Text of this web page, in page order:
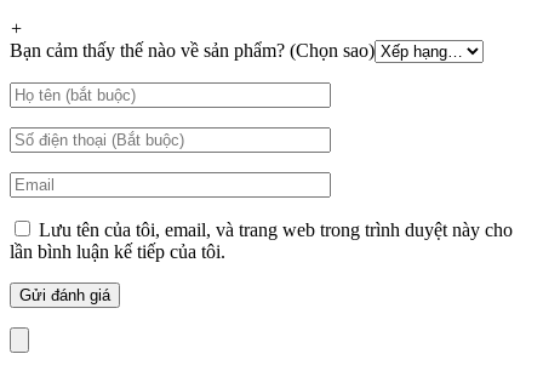
+
Bạn cảm thấy thế nào về sản phẩm? (Chọn sao)
Lưu tên của tôi, email, và trang web trong trình duyệt này cho
lần bình luận kế tiếp của tôi.